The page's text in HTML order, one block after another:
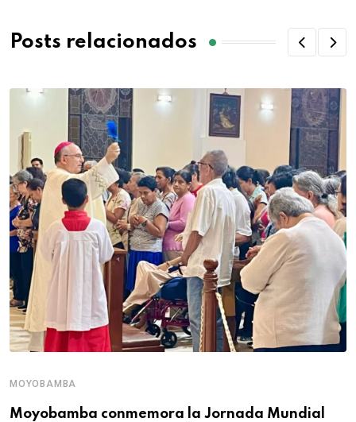
Posts relacionados
MOYOBAMBA
Moyobamba conmemora la Jornada Mundial